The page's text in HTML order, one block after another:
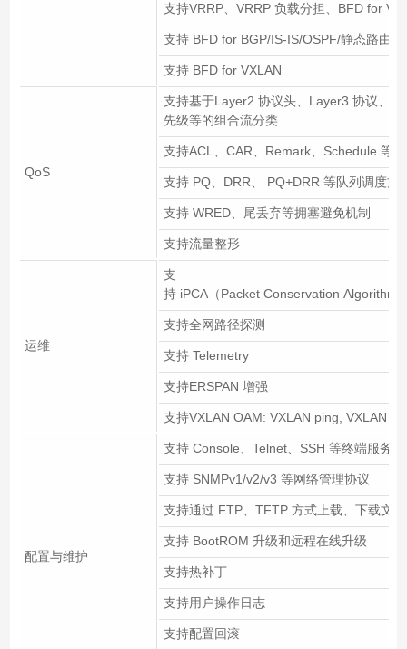
支持VRRP、VRRP 负载分担、BFD for
支持 BFD for BGP/IS-IS/OSPF/静态路由
支持 BFD for VXLAN
QoS
支持基于Layer2 协议头、Layer3 协议、
先级等的组合流分类
支持ACL、CAR、Remark、Schedule 等
支持 PQ、DRR、 PQ+DRR 等队列调度方
支持 WRED、尾丢弃等拥塞避免机制
支持流量整形
运维
支
持 iPCA（Packet Conservation Algorithm
支持全网路径探测
支持 Telemetry
支持ERSPAN 增强
支持VXLAN OAM: VXLAN ping, VXLAN
配置与维护
支持 Console、Telnet、SSH 等终端服务
支持 SNMPv1/v2/v3 等网络管理协议
支持通过 FTP、TFTP 方式上载、下载文件
支持 BootROM 升级和远程在线升级
支持热补丁
支持用户操作日志
支持配置回滚